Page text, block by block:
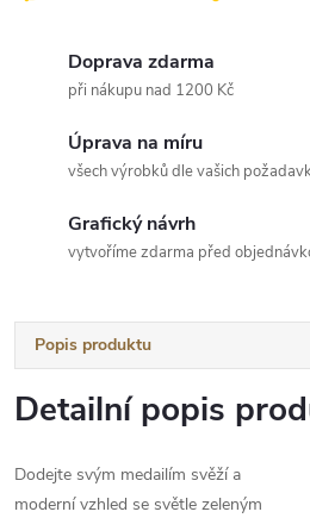
Doprava zdarma
při nákupu nad 1200 Kč
Úprava na míru
všech výrobků dle vašich
Grafický návrh
vytvoříme zdarma před
Popis produktu
Detailní popis
Dodejte svým medailím svěží a
moderní vzhled se světle zeleným